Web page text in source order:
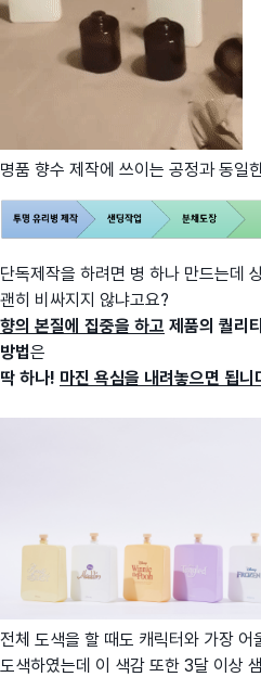
명품 향수 제작에 쓰이는 공정과 동일
단독제작을 하려면 병 하나 만드는데
괜히 비싸지지 않냐고요?
향의 본질에 집중을 하고 제품의 퀄리
방법은
딱 하나! 마진 욕심을 내려놓으면 됩니
전체 도색을 할 때도 캐릭터와 가장 어
도색하였는데 이 색감 또한 3달 이상